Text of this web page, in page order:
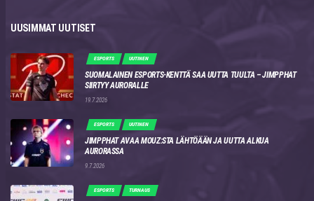
UUSIMMAT UUTISET
ESPORTS UUTINEN
SUOMALAINEN ESPORTS-KENTTÄ SAA UUTTA TUULTA – JIMPPHAT
SIIRTYY AURORALLE
19.7.2026
ESPORTS UUTINEN
JIMPPHAT AVAA MOUZ:STA LÄHTÖÄÄN JA UUTTA ALKUA
AURORASSA
9.7.2026
ESPORTS TURNAUS